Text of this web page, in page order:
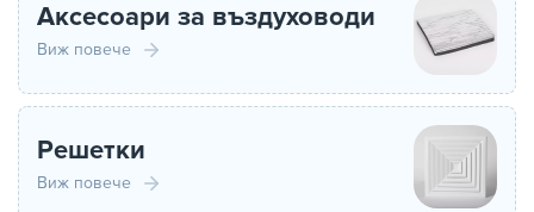
Аксесоари за въздуховоди
Виж повече
Решетки
Виж повече